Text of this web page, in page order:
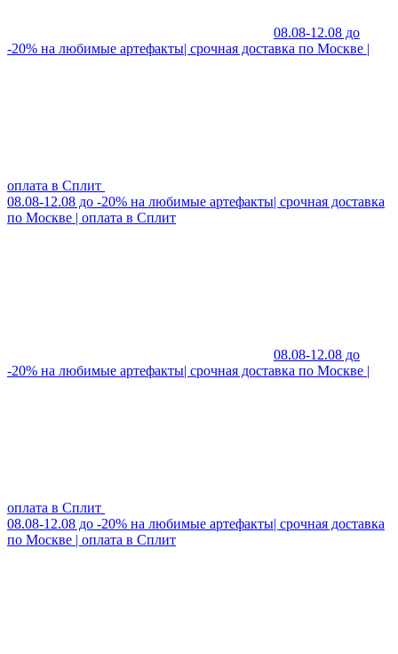
08.08-12.08 до
-20% на любимые артефакты| срочная доставка по Москве |
оплата в Сплит
08.08-12.08 до -20% на любимые артефакты| срочная доставка
по Москве | оплата в Сплит
08.08-12.08 до
-20% на любимые артефакты| срочная доставка по Москве |
оплата в Сплит
08.08-12.08 до -20% на любимые артефакты| срочная доставка
по Москве | оплата в Сплит